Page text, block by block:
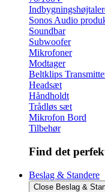
Sonos Audio
Soundbar
Subwoofer
Mikrofoner
Modtager
Beltklips
Headsæt
Håndholdt
Trådløs sæt
Mikrofon Bord
Tilbehør
Find det
Beslag & Standere
Close Beslag &